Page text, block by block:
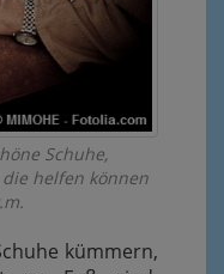
Schuhe,
helfen können
kümmern,